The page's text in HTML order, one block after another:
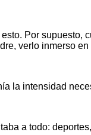
Por
verlo inmerso
la intensidad
a todo: